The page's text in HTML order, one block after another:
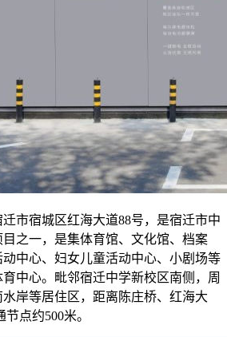
市宿城区红海大道88号，是宿迁市中
之一，是集体育馆、文化馆、档案
中心、妇女儿童活动中心、小剧场等
中心。毗邻宿迁中学新校区南侧，周
岸等居住区，距离陈庄桥、红海大
点约500米。